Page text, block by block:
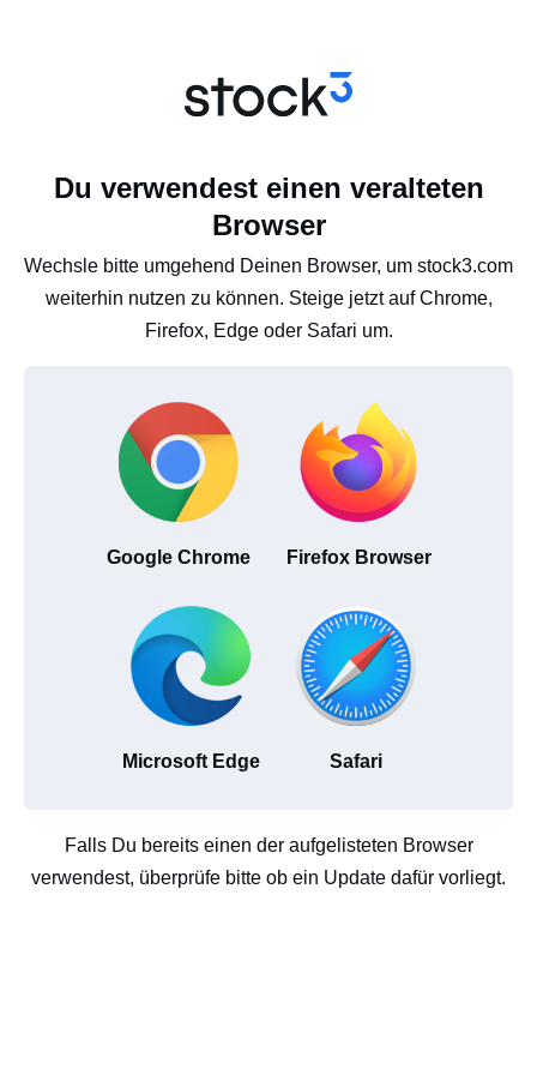
Du verwendest einen veralteten
Browser
Wechsle bitte umgehend Deinen Browser, um stock3.com
weiterhin nutzen zu können. Steige jetzt auf Chrome,
Firefox, Edge oder Safari um.
Google Chrome Firefox Browser
Microsoft Edge Safari
Falls Du bereits einen der aufgelisteten Browser
verwendest, überprüfe bitte ob ein Update dafür vorliegt.